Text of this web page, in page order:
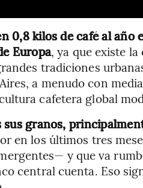
0,8 kilos de café al año
Europa, ya que existe
tradiciones
a menudo con
cafetera global
granos,
en los últimos tres
y que va
central cuenta. Eso